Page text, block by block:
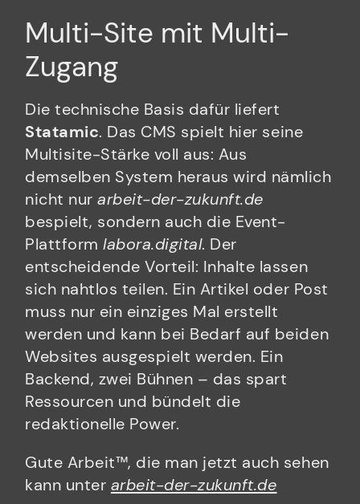
Multi-Site mit Multi-
Zugang
Die technische Basis dafür liefert
Statamic. Das CMS spielt hier seine
Multisite-Stärke voll aus: Aus
demselben System heraus wird nämlich
nicht nurarbeit-der-zukunft.de
bespielt, sondern auch die Event-
Plattformlabora.digital. Der
entscheidende Vorteil: Inhalte lassen
sich nahtlos teilen. Ein Artikel oder Post
muss nur ein einziges Mal erstellt
werden und kann bei Bedarf auf beiden
Websites ausgespielt werden. Ein
Backend, zwei Bühnen – das spart
Ressourcen und bündelt die
redaktionelle Power.
Gute Arbeit™, die man jetzt auch sehen
kann unter arbeit-der-zukunft.de